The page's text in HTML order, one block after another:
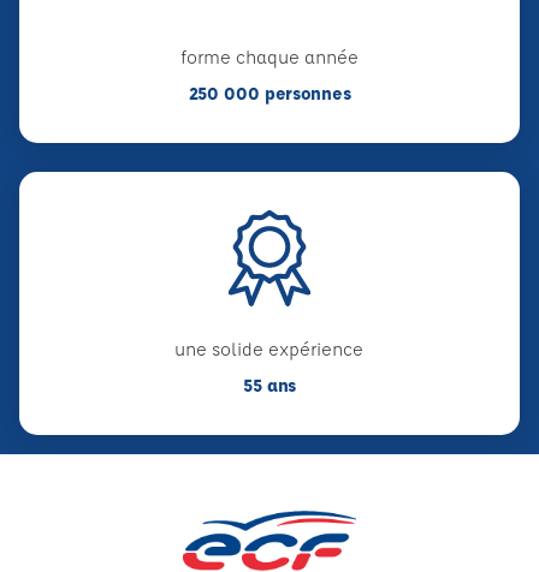
forme chaque année
250 000 personnes
une solide expérience
55 ans